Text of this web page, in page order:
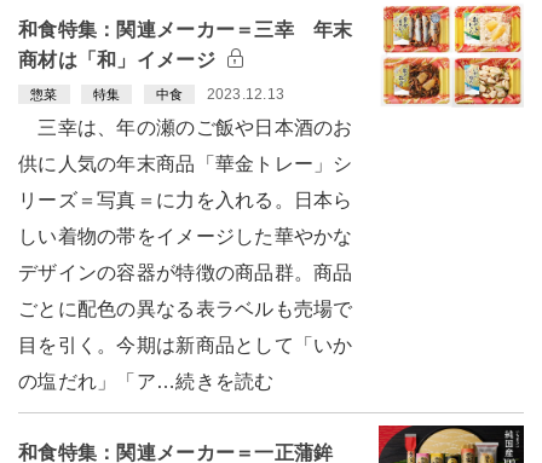
和食特集：関連メーカー＝三幸 年末
商材は「和」イメージ
惣菜 特集 中食 2023.12.13
三幸は、年の瀬のご飯や日本酒のお
供に人気の年末商品「華金トレー」シ
リーズ＝写真＝に力を入れる。日本ら
しい着物の帯をイメージした華やかな
デザインの容器が特徴の商品群。商品
ごとに配色の異なる表ラベルも売場で
目を引く。今期は新商品として「いか
の塩だれ」「ア…続きを読む
和食特集：関連メーカー＝一正蒲鉾